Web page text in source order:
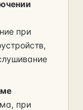
при
при